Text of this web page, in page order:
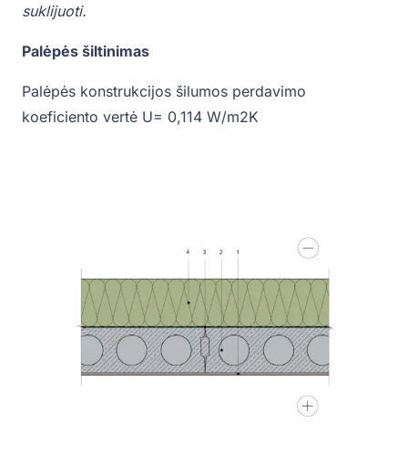
suklijuoti.
Palėpės šiltinimas
Palėpės konstrukcijos šilumos perdavimo
koeficiento vertė U= 0,114 W/m2K